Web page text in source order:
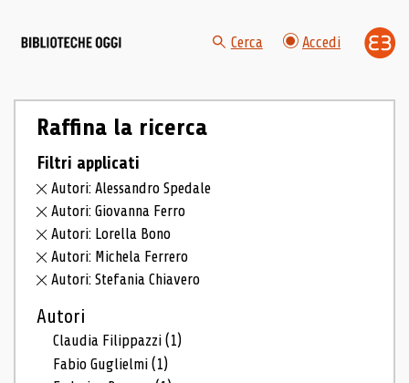
Cerca Accedi
Raffina la ricerca
Filtri applicati
Autori: Alessandro Spedale
Autori: Giovanna Ferro
Autori: Lorella Bono
Autori: Michela Ferrero
Autori: Stefania Chiavero
Autori
Claudia Filippazzi(1)
Fabio Guglielmi(1)